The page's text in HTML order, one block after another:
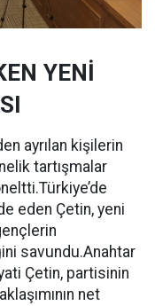
YENİ
ayrılan kişilerin
tartışmalar
eden Çetin, yeni
savundu.Anahtar
Çetin, partisinin
net